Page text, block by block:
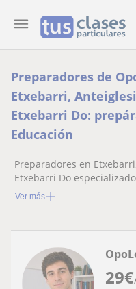
Preparadores de
Etxebarri,
Etxebarri Do:
Educación
Preparadores en
Etxebarri Do
infantil, primaria y
Ver más
29€